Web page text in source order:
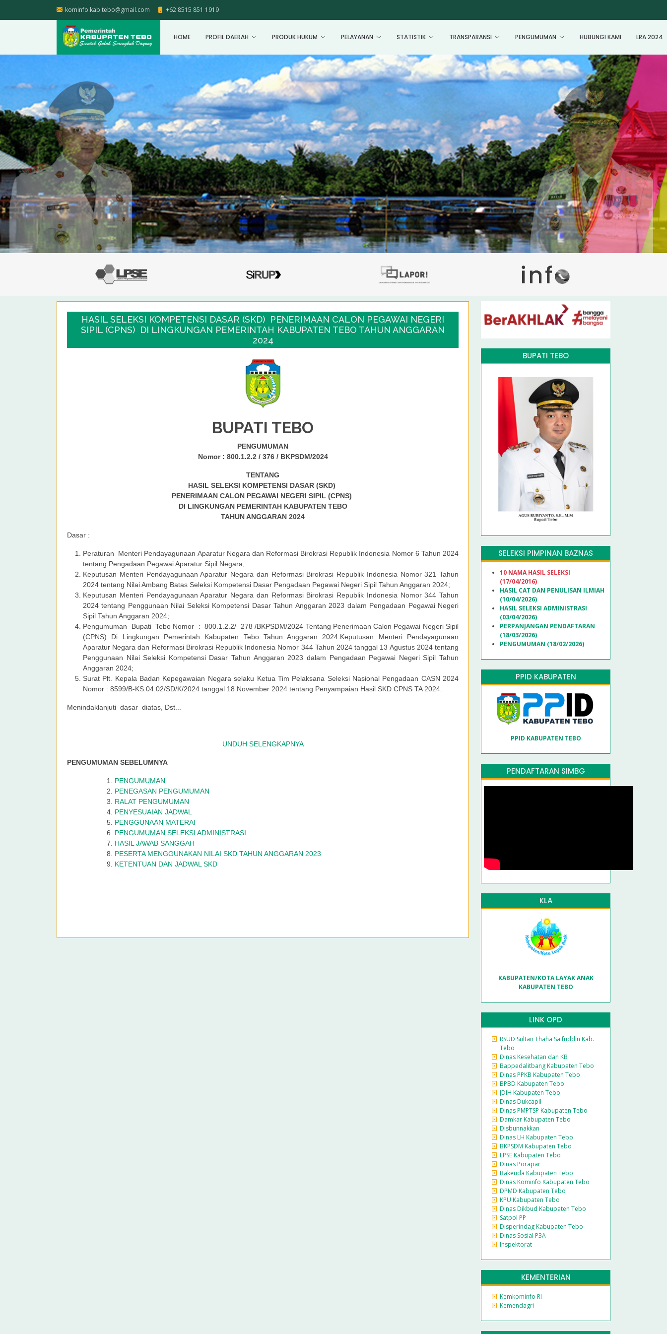
kominfo.kab.tebo@gmail.com +62 8515 851 1919
HOME PROFIL DAERAH PRODUK HUKUM PELAYANAN STATISTIK TRANSPARANSI PENGUMUMAN HUBUNGI KAMI LRA 2024
HASIL SELEKSI KOMPETENSI DASAR (SKD) PENERIMAAN CALON PEGAWAI NEGERI
SIPIL (CPNS) DI LINGKUNGAN PEMERINTAH KABUPATEN TEBO TAHUN ANGGARAN
2024
BUPATI TEBO
PENGUMUMAN
Nomor : 800.1.2.2 / 376 / BKPSDM/2024
TENTANG
HASIL SELEKSI KOMPETENSI DASAR (SKD)
PENERIMAAN CALON PEGAWAI NEGERI SIPIL (CPNS)
DI LINGKUNGAN PEMERINTAH KABUPATEN TEBO
TAHUN ANGGARAN 2024
Dasar :
Peraturan Menteri Pendayagunaan Aparatur Negara dan Reformasi Birokrasi Republik Indonesia Nomor 6 Tahun 2024
tentang Pengadaan Pegawai Aparatur Sipil Negara;
Keputusan Menteri Pendayagunaan Aparatur Negara dan Reformasi Birokrasi Republik Indonesia Nomor 321 Tahun
2024 tentang Nilai Ambang Batas Seleksi Kompetensi Dasar Pengadaan Pegawai Negeri Sipil Tahun Anggaran 2024;
Keputusan Menteri Pendayagunaan Aparatur Negara dan Reformasi Birokrasi Republik Indonesia Nomor 344 Tahun
2024 tentang Penggunaan Nilai Seleksi Kompetensi Dasar Tahun Anggaran 2023 dalam Pengadaan Pegawai Negeri
Sipil Tahun Anggaran 2024;
Pengumuman Bupati Tebo Nomor : 800.1.2.2/ 278 /BKPSDM/2024 Tentang Penerimaan Calon Pegawai Negeri Sipil
(CPNS) Di Lingkungan Pemerintah Kabupaten Tebo Tahun Anggaran 2024.Keputusan Menteri Pendayagunaan
Aparatur Negara dan Reformasi Birokrasi Republik Indonesia Nomor 344 Tahun 2024 tanggal 13 Agustus 2024 tentang
Penggunaan Nilai Seleksi Kompetensi Dasar Tahun Anggaran 2023 dalam Pengadaan Pegawai Negeri Sipil Tahun
Anggaran 2024;
Surat Plt. Kepala Badan Kepegawaian Negara selaku Ketua Tim Pelaksana Seleksi Nasional Pengadaan CASN 2024
Nomor : 8599/B-KS.04.02/SD/K/2024 tanggal 18 November 2024 tentang Penyampaian Hasil SKD CPNS TA 2024.
Menindaklanjuti dasar diatas, Dst...
UNDUH SELENGKAPNYA
PENGUMUMAN SEBELUMNYA
PENGUMUMAN
PENEGASAN PENGUMUMAN
RALAT PENGUMUMAN
PENYESUAIAN JADWAL
PENGGUNAAN MATERAI
PENGUMUMAN SELEKSI ADMINISTRASI
HASIL JAWAB SANGGAH
PESERTA MENGGUNAKAN NILAI SKD TAHUN ANGGARAN 2023
KETENTUAN DAN JADWAL SKD
BUPATI TEBO
SELEKSI PIMPINAN BAZNAS
10 NAMA HASIL SELEKSI
(17/04/2016)
HASIL CAT DAN PENULISAN ILMIAH
(10/04/2026)
HASIL SELEKSI ADMINISTRASI
(03/04/2026)
PERPANJANGAN PENDAFTARAN
(18/03/2026)
PENGUMUMAN (18/02/2026)
PPID KABUPATEN
PPID KABUPATEN TEBO
PENDAFTARAN SIMBG
KLA
KABUPATEN/KOTA LAYAK ANAK
KABUPATEN TEBO
LINK OPD
RSUD Sultan Thaha Saifuddin Kab.
Tebo
Dinas Kesehatan dan KB
Bappedalitbang Kabupaten Tebo
Dinas PPKB Kabupaten Tebo
BPBD Kabupaten Tebo
JDIH Kabupaten Tebo
Dinas Dukcapil
Dinas PMPTSP Kabupaten Tebo
Damkar Kabupaten Tebo
Disbunnakkan
Dinas LH Kabupaten Tebo
BKPSDM Kabupaten Tebo
LPSE Kabupaten Tebo
Dinas Porapar
Bakeuda Kabupaten Tebo
Dinas Kominfo Kabupaten Tebo
DPMD Kabupaten Tebo
KPU Kabupaten Tebo
Dinas Dikbud Kabupaten Tebo
Satpol PP
Disperindag Kabupaten Tebo
Dinas Sosial P3A
Inspektorat
KEMENTERIAN
Kemkominfo RI
Kemendagri